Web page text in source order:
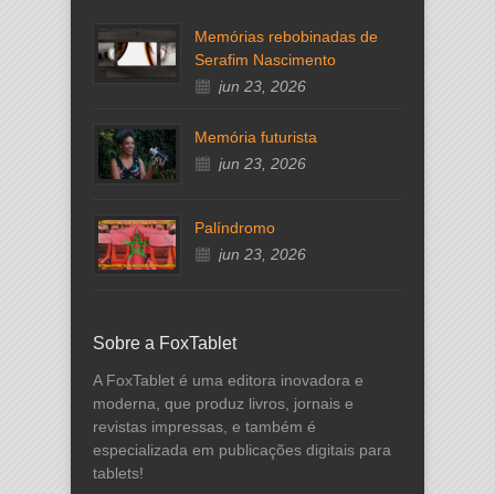
Memórias rebobinadas de
Serafim Nascimento
jun 23, 2026
Memória futurista
jun 23, 2026
Palíndromo
jun 23, 2026
Sobre a FoxTablet
A FoxTablet é uma editora inovadora e
moderna, que produz livros, jornais e
revistas impressas, e também é
especializada em publicações digitais para
tablets!